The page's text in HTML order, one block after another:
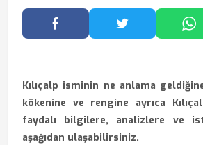
Facebook'ta Paylaş
Twitter'da
Kılıçalp isminin ne anlama
kökenine ve rengine ayrıca
faydalı bilgilere, analizlere ve
aşağıdan ulaşabilirsiniz.